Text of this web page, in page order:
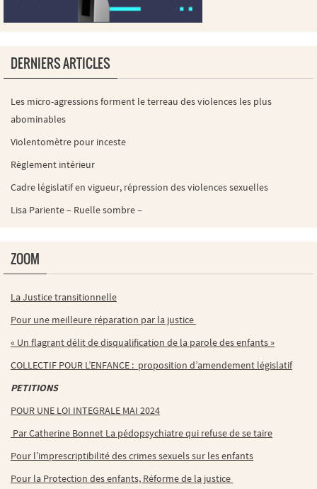
DERNIERS ARTICLES
Les micro-agressions forment le terreau des violences les plus
abominables
Violentomètre pour inceste
Règlement intérieur
Cadre législatif en vigueur, répression des violences sexuelles
Lisa Pariente – Ruelle sombre –
ZOOM
La Justice transitionnelle
Pour une meilleure réparation par la justice
« Un flagrant délit de disqualification de la parole des enfants »
COLLECTIF POUR L’ENFANCE : proposition d’amendement législatif
PETITIONS
POUR UNE LOI INTEGRALE MAI 2024
Par Catherine Bonnet La pédopsychiatre qui refuse de se taire
Pour l’imprescriptibilité des crimes sexuels sur les enfants
Pour la Protection des enfants, Réforme de la justice